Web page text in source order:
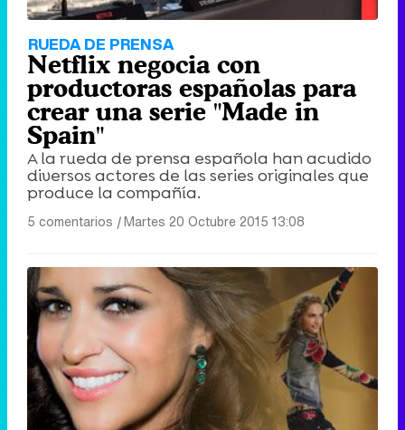
RUEDA DE PRENSA
Netflix negocia con
productoras españolas para
crear una serie "Made in
Spain"
A la rueda de prensa española han acudido
diversos actores de las series originales que
produce la compañía.
5 comentarios |Martes 20 Octubre 2015 13:08